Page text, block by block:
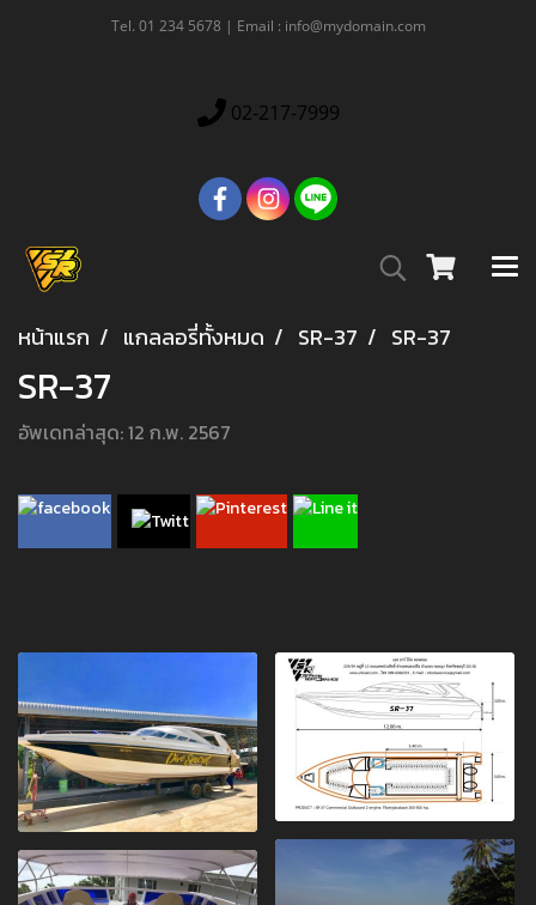
Tel. 01 234 5678 | Email : info@mydomain.com
02-217-7999
หน้าแรก แกลลอรี่ทั้งหมด SR-37 SR-37
SR-37
อัพเดทล่าสุด: 12 ก.พ. 2567